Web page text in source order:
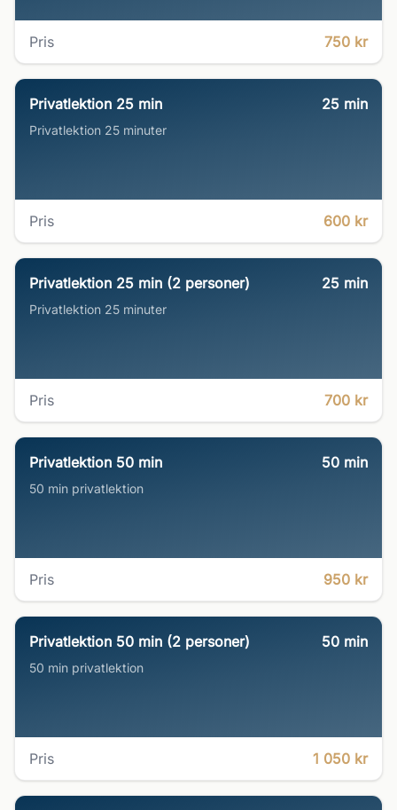
Pris 750 kr
Privatlektion 25 min 25 min
Privatlektion 25 minuter
Pris 600 kr
Privatlektion 25 min (2 personer) 25 min
Privatlektion 25 minuter
Pris 700 kr
Privatlektion 50 min 50 min
50 min privatlektion
Pris 950 kr
Privatlektion 50 min (2 personer) 50 min
50 min privatlektion
Pris 1 050 kr